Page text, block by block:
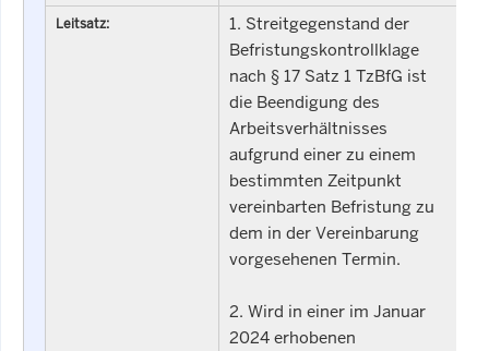
Leitsatz:
1. Streitgegenstand der
Befristungskontrollklage
nach § 17 Satz 1 TzBfG ist
die Beendigung des
Arbeitsverhältnisses
aufgrund einer zu einem
bestimmten Zeitpunkt
vereinbarten Befristung zu
dem in der Vereinbarung
vorgesehenen Termin.
2. Wird in einer im Januar
2024 erhobenen